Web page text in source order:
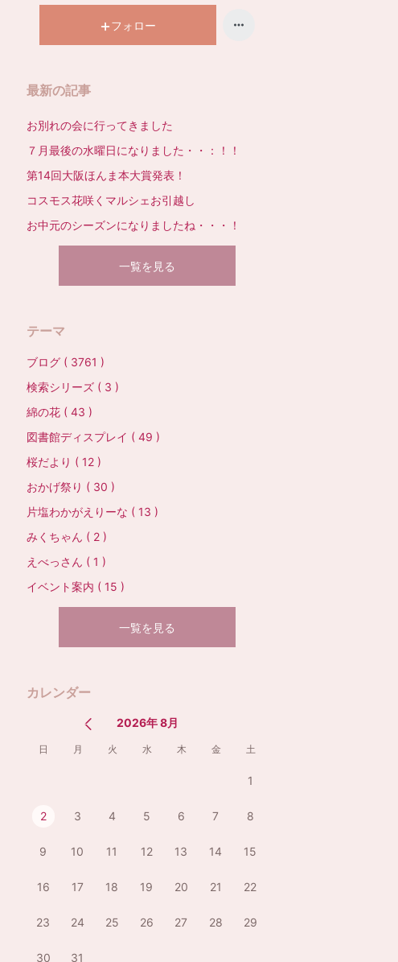
フォロー
最新の記事
お別れの会に行ってきました
７月最後の水曜日になりました・・：！！
第14回大阪ほんま本大賞発表！
コスモス花咲くマルシェお引越し
お中元のシーズンになりましたね・・・！
一覧を見る
テーマ
ブログ ( 3761 )
検索シリーズ ( 3 )
綿の花 ( 43 )
図書館ディスプレイ ( 49 )
桜だより ( 12 )
おかげ祭り ( 30 )
片塩わかがえりーな ( 13 )
みくちゃん ( 2 )
えべっさん ( 1 )
イベント案内 ( 15 )
一覧を見る
カレンダー
2026年 8月
日 月 火 水 木 金 土
1
2 3 4 5 6 7 8
9 10 11 12 13 14 15
16 17 18 19 20 21 22
23 24 25 26 27 28 29
30 31